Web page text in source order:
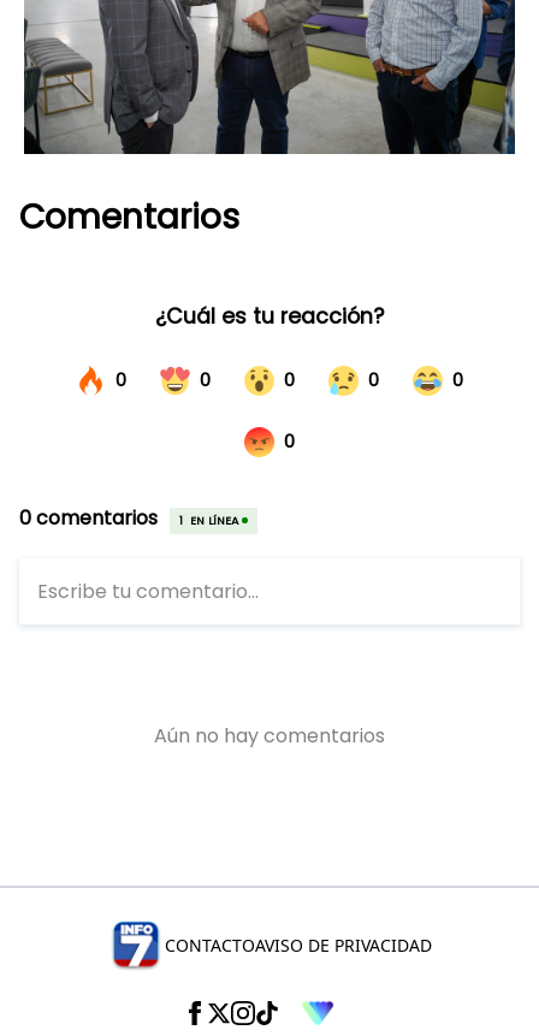
Comentarios
CONTACTOAVISO DE PRIVACIDAD